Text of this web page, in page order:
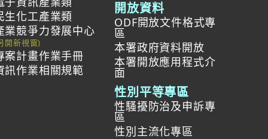
生化工產業類
業競爭力發展中心
案計畫作業手冊
訊作業相關規範
開放資料
ODF開放文件格式專
區
本署政府資料開放
本署開放應用程式介
面
性別平等專區
性騷擾防治及申訴專
區
性別主流化專區